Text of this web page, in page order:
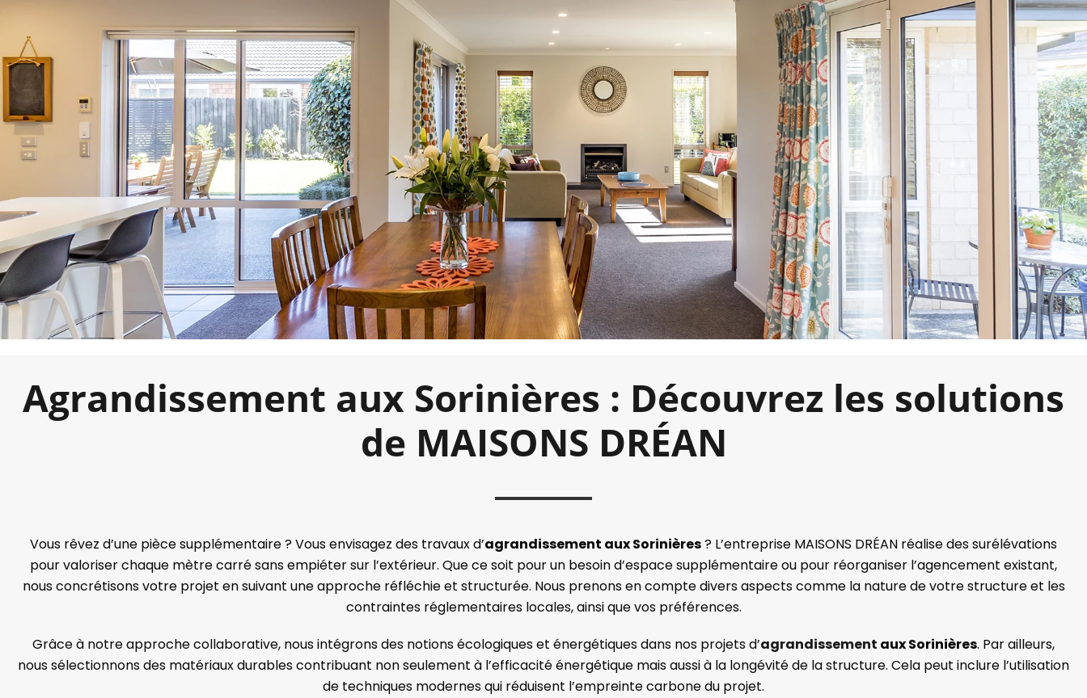
Agrandissement aux Sorinières : Découvrez les solutions
de MAISONS DRÉAN
Vous rêvez d’une pièce supplémentaire ? Vous envisagez des travaux d’agrandissement aux Sorinières? L’entreprise MAISONS DRÉAN réalise des surélévations
pour valoriser chaque mètre carré sans empiéter sur l’extérieur. Que ce soit pour un besoin d’espace supplémentaire ou pour réorganiser l’agencement existant,
nous concrétisons votre projet en suivant une approche réfléchie et structurée. Nous prenons en compte divers aspects comme la nature de votre structure et les
contraintes réglementaires locales, ainsi que vos préférences.
Grâce à notre approche collaborative, nous intégrons des notions écologiques et énergétiques dans nos projets d’agrandissement aux Sorinières. Par ailleurs,
nous sélectionnons des matériaux durables contribuant non seulement à l’efficacité énergétique mais aussi à la longévité de la structure. Cela peut inclure l’utilisation
de techniques modernes qui réduisent l’empreinte carbone du projet.